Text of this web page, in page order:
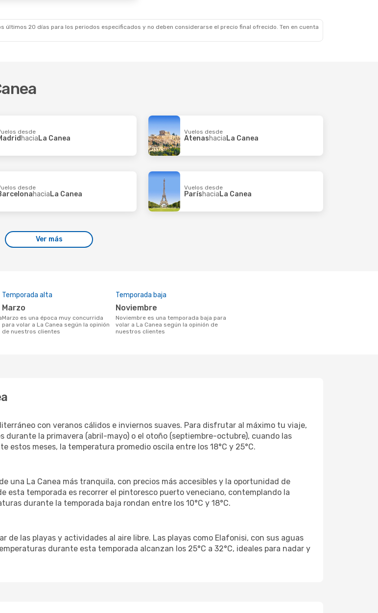
20 días para los periodos especificados y no deben considerarse el precio final ofrecido. Ten en cuenta
desde
haciaLa Canea
Vuelos desde
AtenashaciaLa Canea
desde
haciaLa Canea
Vuelos desde
ParíshaciaLa Canea
Ver más
Temporada alta
marzo
marzo es una época muy concurrida
para volar a La Canea según la opinión
de nuestros clientes
Temporada baja
noviembre
noviembre es una temporada baja para
volar a La Canea según la opinión de
nuestros clientes
con veranos cálidos e inviernos suaves. Para disfrutar al máximo tu viaje,
durante la primavera (abril-mayo) o el otoño (septiembre-octubre), cuando las
meses, la temperatura promedio oscila entre los 18°C y 25°C.
una La Canea más tranquila, con precios más accesibles y la oportunidad de
esta temporada es recorrer el pintoresco puerto veneciano, contemplando la
durante la temporada baja rondan entre los 10°C y 18°C.
las playas y actividades al aire libre. Las playas como Elafonisi, con sus aguas
durante esta temporada alcanzan los 25°C a 32°C, ideales para nadar y